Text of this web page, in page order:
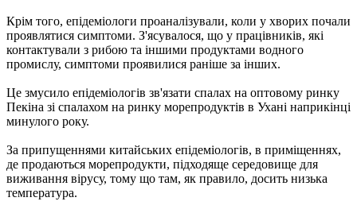
Крім того, епідеміологи проаналізували, коли у хворих почали
проявлятися симптоми. З'ясувалося, що у працівників, які
контактували з рибою та іншими продуктами водного
промислу, симптоми проявилися раніше за інших.
Це змусило епідеміологів зв'язати спалах на оптовому ринку
Пекіна зі спалахом на ринку морепродуктів в Ухані наприкінці
минулого року.
За припущеннями китайських епідеміологів, в приміщеннях,
де продаються морепродукти, підходяще середовище для
виживання вірусу, тому що там, як правило, досить низька
температура.